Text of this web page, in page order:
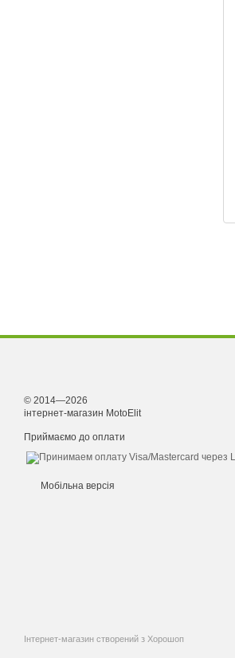
© 2014—2026
інтернет-магазин MotoElit
Приймаємо до оплати
Мобільна версія
Інтернет-магазин створений з Хорошоп